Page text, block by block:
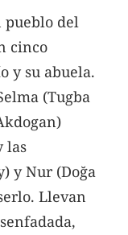
pueblo del
cinco
y su abuela.
(Tugba
las
y Nur (Doğa
Llevan